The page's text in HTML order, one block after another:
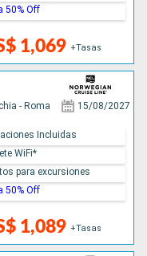
1,069 +Tasas
50% Off
- Roma 15/08/2027
1,089 +Tasas
Incluidas
WiFi*
para excursiones
50% Off